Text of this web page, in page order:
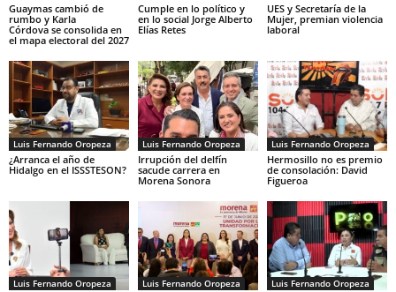
Guaymas cambió de
rumbo y Karla
Córdova se consolida en
el mapa electoral del 2027
Cumple en lo político y
en lo social Jorge Alberto
Elías Retes
UES y Secretaría de la
Mujer, premian violencia
laboral
Luis Fernando Oropeza
¿Arranca el año de
Hidalgo en el ISSSTESON?
Luis Fernando Oropeza
Irrupción del delfín
sacude carrera en
Morena Sonora
Luis Fernando Oropeza
Hermosillo no es premio
de consolación: David
Figueroa
Luis Fernando Oropeza Luis Fernando Oropeza Luis Fernando Oropeza